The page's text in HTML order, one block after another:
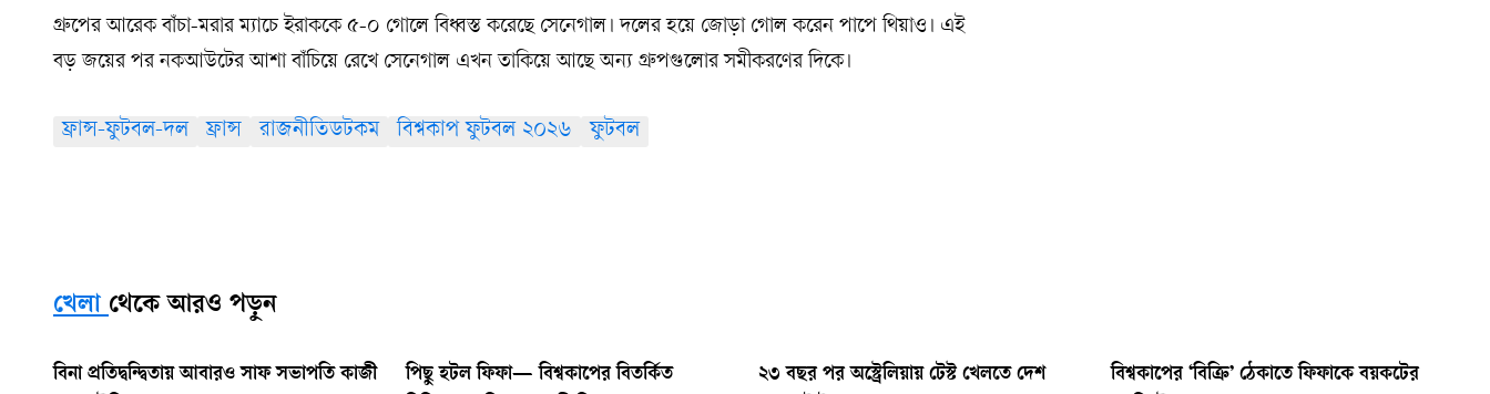
গ্রুপের আরেক বাঁচা-মরার ম্যাচে ইরাককে ৫-০ গোলে বিধ্বস্ত করেছে সেনেগাল। দলের হয়ে জোড়া গোল করেন পাপে থিয়াও। এই
বড় জয়ের পর নকআউটের আশা বাঁচিয়ে রেখে সেনেগাল এখন তাকিয়ে আছে অন্য গ্রুপগুলোর সমীকরণের দিকে।
ফ্রান্স-ফুটবল-দল ফ্রান্স রাজনীতিডটকম বিশ্বকাপ ফুটবল ২০২৬ ফুটবল
খেলা থেকে আরও পড়ুন
বিনা প্রতিদ্বন্দ্বিতায় আবারও সাফ সভাপতি কাজী
পিছু হটল ফিফা— বিশ্বকাপের বিতর্কিত
২৩ বছর পর অস্ট্রেলিয়ায় টেস্ট খেলতে দেশ
বিশ্বকাপের ‘বিক্রি’ ঠেকাতে ফিফাকে বয়কটের